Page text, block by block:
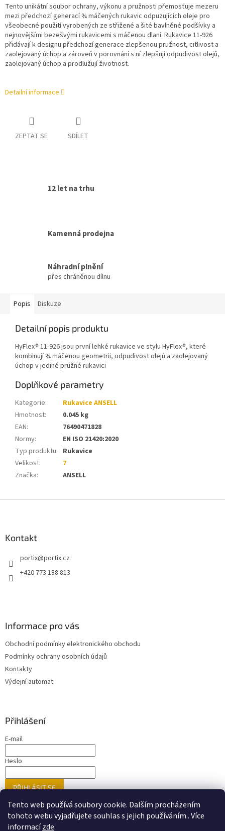
Tento web používá soubory cookie. Dalším procházením
tohoto webu vyjadřujete souhlas s jejich používáním.. Více
informacízde.
Tento unikátní soubor ochrany, výkonu a pružnosti přemosťuje mezeru
mezi předchozí generací ¾ máčených rukavic odpuzujících oleje pro
všeobecné použití vyrobených ze střižené a šité bavlněné podšívky a
nejnovějšími bezešvými rukavicemi s máčenou dlaní. Rukavice 11-926
přidávají k designu předchozí generace zlepšenou pružnost, citlivost a
zaolejovaný úchop a zároveň v porovnání s ní zlepšují odpudivost olejů,
zaolejovaný úchop a prodlužují životnost.
Detailní informace
ZEPTAT SE SDÍLET
12 let na trhu
Kamenná prodejna
Náhradní plnění
přes chráněnou dílnu
Popis Diskuze
Detailní popis produktu
HyFlex® 11-926 jsou první lehké rukavice ve stylu HyFlex®, které
kombinují ¾ máčenou geometrii, odpudivost olejů a zaolejovaný
úchop v jediné pružné rukavici
Doplňkové parametry
Kategorie:
Rukavice ANSELL
Hmotnost:
0.045 kg
EAN:
76490471828
Normy:
EN ISO 21420:2020
Typ produktu: Rukavice
Velikost:
7
Značka: ANSELL
Kontakt
portix@portix.cz
+420 773 188 813
Informace pro vás
Obchodní podmínky elektronického obchodu
Podmínky ochrany osobních údajů
Kontakty
Výdejní automat
Přihlášení
E-mail
Heslo
PŘIHLÁSIT SE
Nová registraceZapomenuté heslo